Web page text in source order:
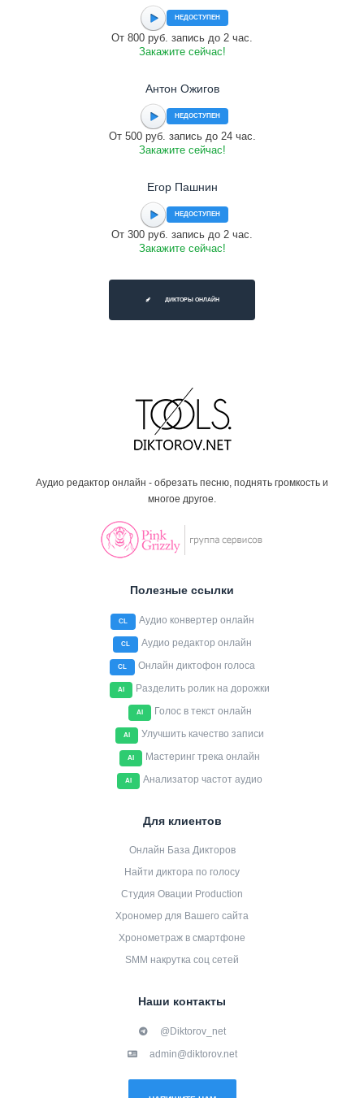
НЕДОСТУПЕН
От 800 руб. запись до 2 час.
Закажите сейчас!
Антон Ожигов
НЕДОСТУПЕН
От 500 руб. запись до 24 час.
Закажите сейчас!
Егор Пашнин
НЕДОСТУПЕН
От 300 руб. запись до 2 час.
Закажите сейчас!
ДИКТОРЫ ОНЛАЙН
Аудио редактор онлайн - обрезать песню, поднять громкость и
многое другое.
Полезные ссылки
CL Аудио конвертер онлайн
CL Аудио редактор онлайн
CL Онлайн диктофон голоса
AI Разделить ролик на дорожки
AI Голос в текст онлайн
AI Улучшить качество записи
AI Мастеринг трека онлайн
AI Анализатор частот аудио
Для клиентов
Онлайн База Дикторов
Найти диктора по голосу
Студия Овации Production
Хрономер для Вашего сайта
Хронометраж в смартфоне
SMM накрутка соц сетей
Наши контакты
@Diktorov_net
admin@diktorov.net